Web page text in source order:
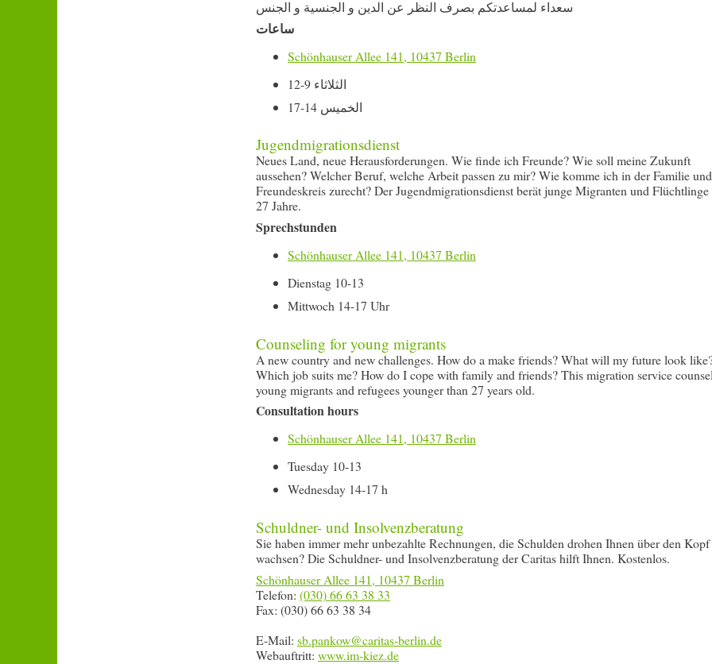
سعداء لمساعدتكم بصرف النظر عن الدين و الجنسية و الجنس
ساعات
Schönhauser Allee 141, 10437 Berlin
الثلاثاء 9-12
الخميس 14-17
Jugendmigrationsdienst
Neues Land, neue Herausforderungen. Wie finde ich Freunde? Wie soll meine Zukunft
aussehen? Welcher Beruf, welche Arbeit passen zu mir? Wie komme ich in der Familie
Freundeskreis zurecht? Der Jugendmigrationsdienst berät junge Migranten und Flüchtlinge
27 Jahre.
Sprechstunden
Schönhauser Allee 141, 10437 Berlin
Dienstag 10-13
Mittwoch 14-17 Uhr
Counseling for young migrants
A new country and new challenges. How do a make friends? What will my future look
Which job suits me? How do I cope with family and friends? This migration service
young migrants and refugees younger than 27 years old.
Consultation hours
Schönhauser Allee 141, 10437 Berlin
Tuesday 10-13
Wednesday 14-17 h
Schuldner- und Insolvenzberatung
Sie haben immer mehr unbezahlte Rechnungen, die Schulden drohen Ihnen über den Kopf
wachsen? Die Schuldner- und Insolvenzberatung der Caritas hilft Ihnen. Kostenlos.
Schönhauser Allee 141, 10437 Berlin
Telefon: (030) 66 63 38 33
Fax: (030) 66 63 38 34
E-Mail:
Webauftritt: www.im-kiez.de